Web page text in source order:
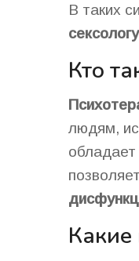
В таких
сексологу
Кто
людям,
обладает
Какие